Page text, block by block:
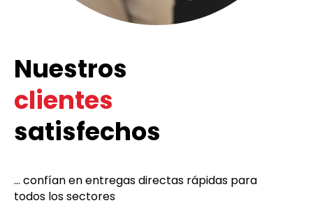
Nuestros
clientes
satisfechos
... confían en entregas directas rápidas para
todos los sectores